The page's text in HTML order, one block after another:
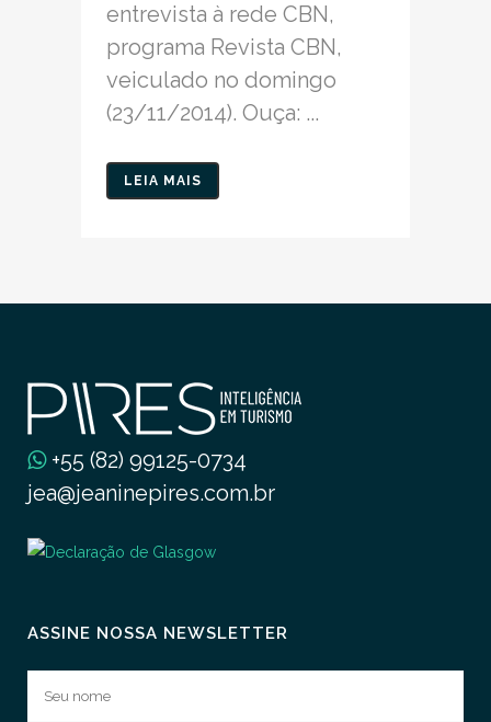
entrevista à rede CBN,
programa Revista CBN,
veiculado no domingo
(23/11/2014). Ouça: ...
LEIA MAIS
+55 (82) 99125-0734
jea@jeaninepires.com.br
ASSINE NOSSA NEWSLETTER